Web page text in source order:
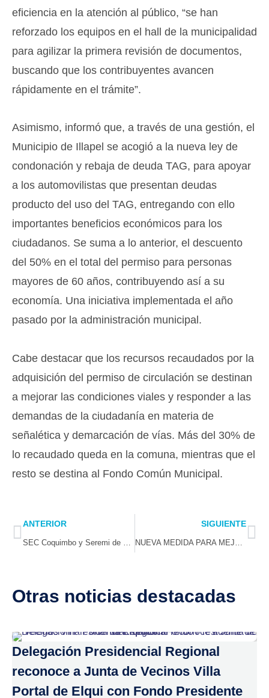
eficiencia en la atención al público, “se han
reforzado los equipos en el hall de la municipalidad
para agilizar la primera revisión de documentos,
buscando que los contribuyentes avancen
rápidamente en el trámite”.
Asimismo, informó que, a través de una gestión, el
Municipio de Illapel se acogió a la nueva ley de
condonación y rebaja de deuda TAG, para apoyar
a los automovilistas que presentan deudas
producto del uso del TAG, entregando con ello
importantes beneficios económicos para los
ciudadanos. Se suma a lo anterior, el descuento
del 50% en el total del permiso para personas
mayores de 60 años, contribuyendo así a su
economía. Una iniciativa implementada el año
pasado por la administración municipal.
Cabe destacar que los recursos recaudados por la
adquisición del permiso de circulación se destinan
a mejorar las condiciones viales y responder a las
demandas de la ciudadanía en materia de
señalética y demarcación de vías. Más del 30% de
lo recaudado queda en la comuna, mientras que el
resto se destina al Fondo Común Municipal.
Prev
ANTERIOR
SEC Coquimbo y Seremi de Energía se reúnen con dirigentes de servicios sanitarios de La Higuera ante reclamos por el suministro eléctrico
SIGUIENTE
NUEVA MEDIDA PARA MEJORAR LA ATENCIÓN DE LA SALA DE MÁQUINAS EN EL GIMNASIO MUNICIPAL DE ILLAPEL
Otras noticias destacadas
Delegación Presidencial Regional
reconoce a Junta de Vecinos Villa
Portal de Elqui con Fondo Presidente